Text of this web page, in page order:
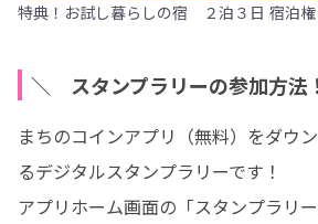
特典！お試し暮らしの宿 ２泊３日 宿泊権
＼ スタンプラリーの参加方
まちのコインアプリ（無料）をダウ
るデジタルスタンプラリーです！
アプリホーム画面の「スタンプラリ